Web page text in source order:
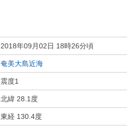
2018年09月02日 18時26分頃
奄美大島近海
震度1
北緯 28.1度
東経 130.4度